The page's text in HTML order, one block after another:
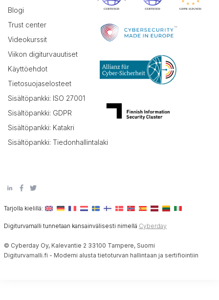
Blogi
Trust center
Videokurssit
Viikon digiturvauutiset
Käyttöehdot
Tietosuojaselosteet
Sisältöpankki: ISO 27001
Sisältöpankki: GDPR
Sisältöpankki: Katakri
Sisältöpankki: Tiedonhallintalaki
Tarjolla kielillä:
Digiturvamalli tunnetaan kansainvälisesti nimellä Cyberday
© Cyberday Oy, Kalevantie 2 33100 Tampere, Suomi
Digiturvamalli.fi - Moderni alusta tietoturvan hallintaan ja sertifiointiin